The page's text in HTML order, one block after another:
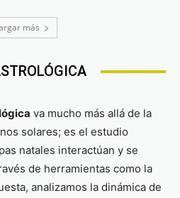
más
va mucho más allá de la
solares; es el estudio
natales interactúan y se
de herramientas como la
analizamos la dinámica de